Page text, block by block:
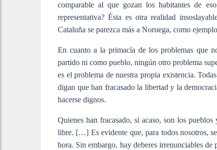
comparable al que gozan los habitantes de
representativa? Ésta es otra realidad
Cataluña se parezca más a Noruega, como
En cuanto a la primacía de los problemas que
partido ni como pueblo, ningún otro problema
es el problema de nuestra propia existencia.
digan que han fracasado la libertad y la
hacerse dignos.
Quienes han fracasado, si acaso, son los
libre. […] Es evidente que, para todos nosotros,
hora. Sin embargo, hay deberes irrenunciables